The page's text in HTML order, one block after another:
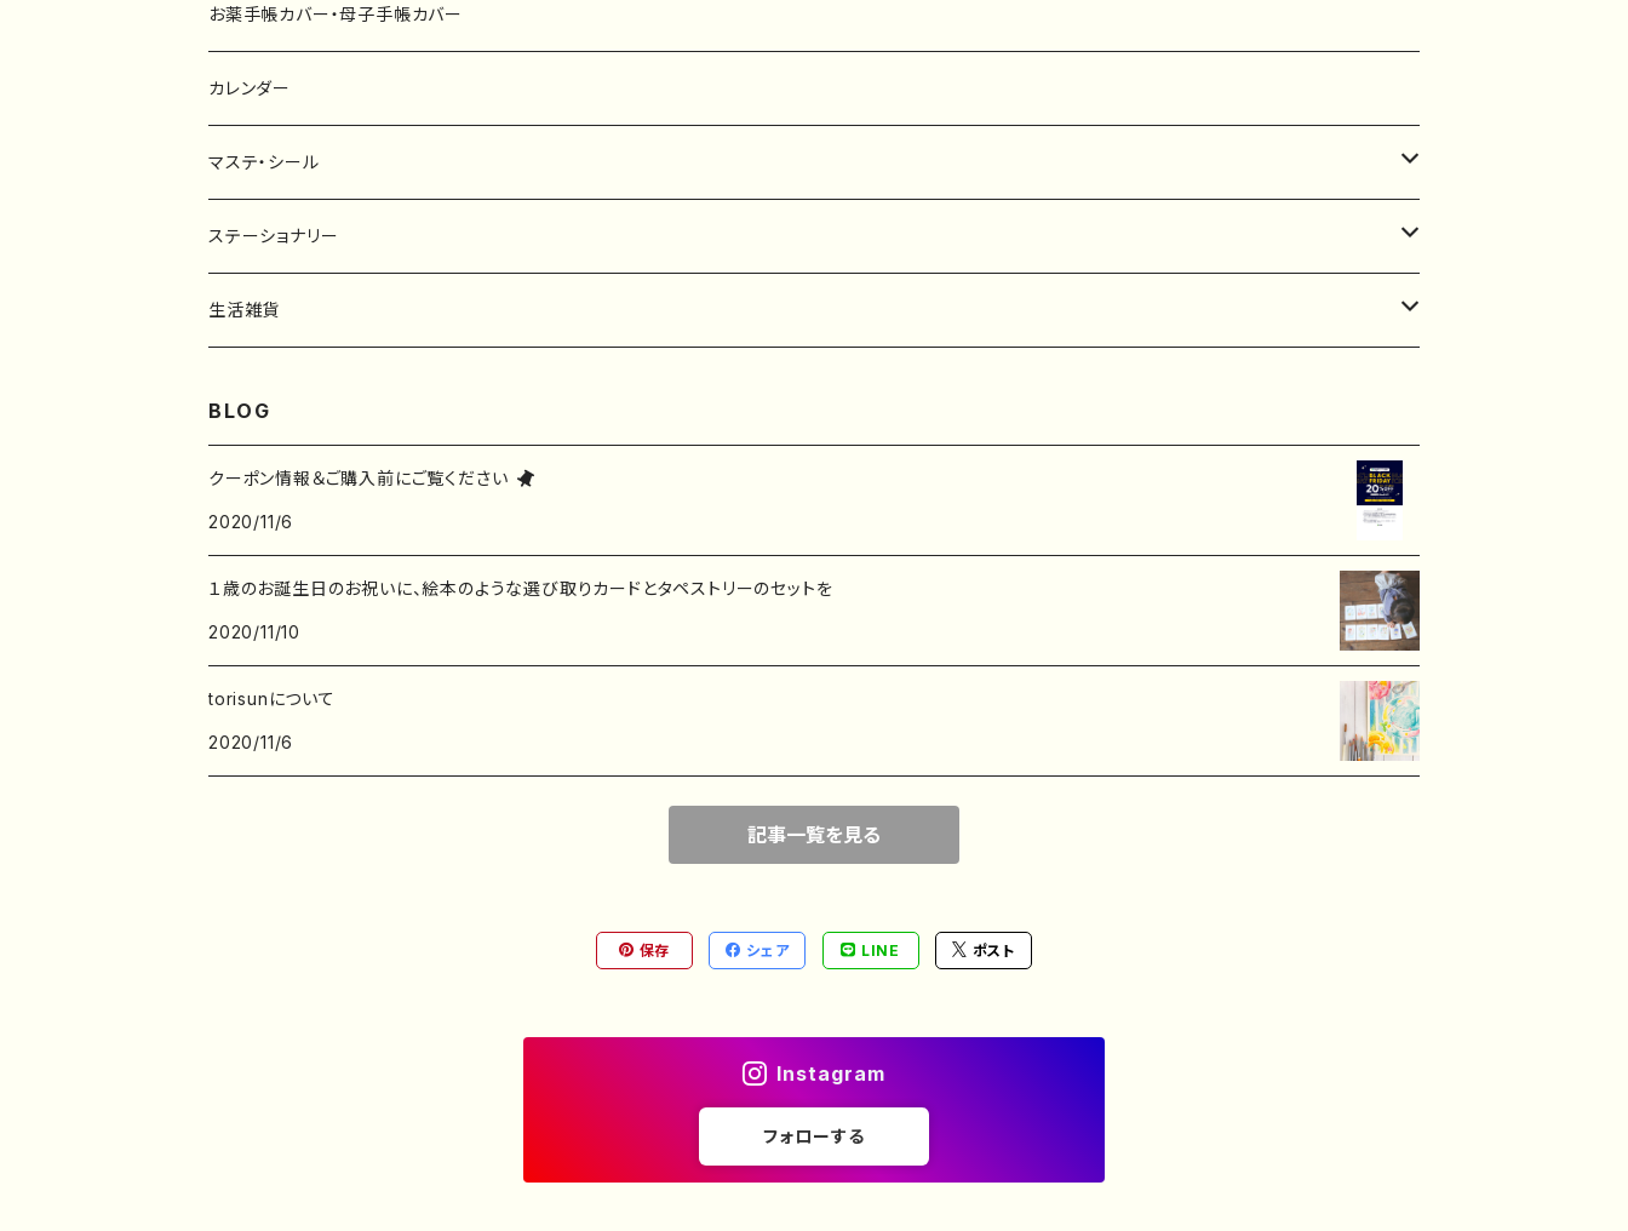
キーホルダー
ポストカード
カーステッカー
タペストリー
お薬手帳カバー・母子手帳カバー
カレンダー
マステ・シール
マスキングテープ
フレークシール
ステーショナリー
一筆箋
ポストカード
生活雑貨
子ども服
BLOG
クーポン情報＆ご購入前にご覧ください
2020/11/6
１歳のお誕生日のお祝いに、絵本のような選び取りカードとタペストリーのセットを
2020/11/10
torisunについて
2020/11/6
記事一覧を見る
保存 シェア LINE ポスト
Instagram
フォローする